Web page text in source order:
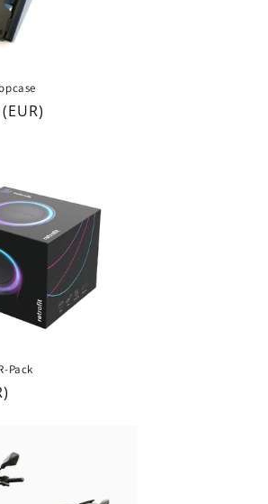
Pack